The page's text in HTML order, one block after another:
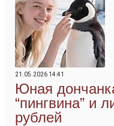
21.05.2026 14:41
Юная
“пингвина” и
рублей